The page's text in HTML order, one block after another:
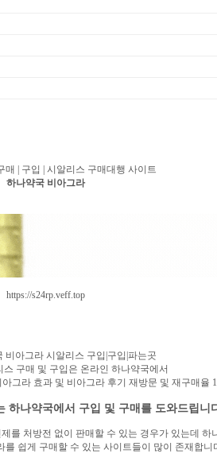
매 | 구입 | 시알리스 구매대행 사이트
하나약국 비아그라
https://s24rp.veff.top
비아그라 시알리스 구입|구입|파는곳
스 구매 및 구입은 온라인 하나약국에서
그라 효과 및 비아그라 후기 재방문 및 재구매율
하나약국에서 구입 및 구매를 도와드립니
처방전 없이 판매할 수 있는 경우가 있는데
쉽게 구매할 수 있는 사이트들이 많이 존재합